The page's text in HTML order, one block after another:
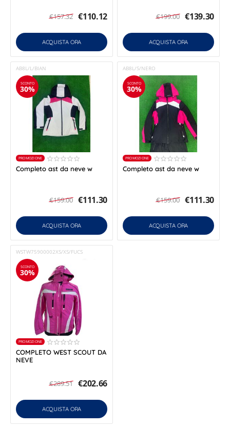
€157.32 €110.12
ACQUISTA ORA
€199.00 €139.30
ACQUISTA ORA
AB8L/L/BIAN
SCONTO
30%
PROMOZIONE
Completo ast da neve w
€159.00 €111.30
ACQUISTA ORA
AB8L/S/NERO
SCONTO
30%
PROMOZIONE
Completo ast da neve w
€159.00 €111.30
ACQUISTA ORA
WSTW75900002XS/XS/FUCS
SCONTO
30%
PROMOZIONE
COMPLETO WEST SCOUT DA
NEVE
€289.51 €202.66
ACQUISTA ORA